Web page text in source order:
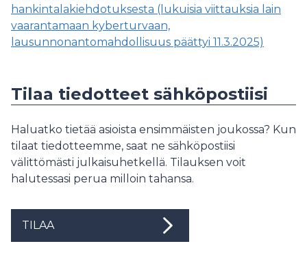
hankintalakiehdotuksesta (lukuisia viittauksia lain
vaarantamaan kyberturvaan,
lausunnonantomahdollisuus päättyi 11.3.2025)
Tilaa tiedotteet sähköpostiisi
Haluatko tietää asioista ensimmäisten joukossa? Kun
tilaat tiedotteemme, saat ne sähköpostiisi
välittömästi julkaisuhetkellä. Tilauksen voit
halutessasi perua milloin tahansa.
TILAA